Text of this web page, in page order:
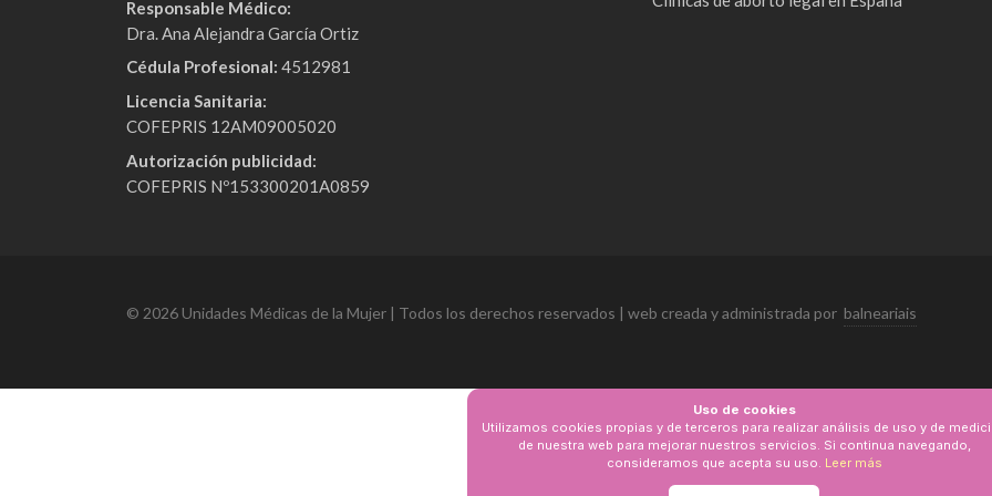
Responsable Médico:
Dra. Ana Alejandra García Ortiz
Cédula Profesional: 4512981
Licencia Sanitaria:
COFEPRIS 12AM09005020
Autorización publicidad:
COFEPRIS Nº153300201A0859
© 2026 Unidades Médicas de la Mujer | Todos los derechos reservados | web creada y administrada por balneariais
Uso de cookies
Utilizamos cookies propias y de terceros para realizar análisis de uso y de
de nuestra web para mejorar nuestros servicios. Si continua navegando,
consideramos que acepta su uso. Leer más